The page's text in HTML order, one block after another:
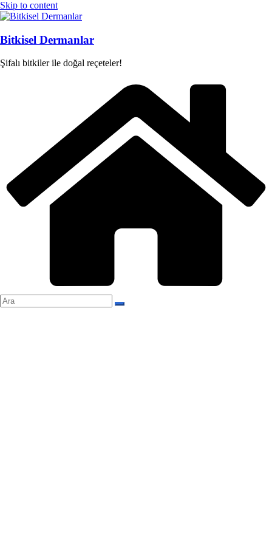
Skip to content
Bitkisel Dermanlar
Şifalı bitkiler ile doğal reçeteler!